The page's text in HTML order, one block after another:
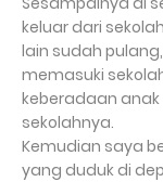
keluar dari
lain sudah
memasuki
keberadaan
sekolahnya.
Kemudian saya
yang duduk di